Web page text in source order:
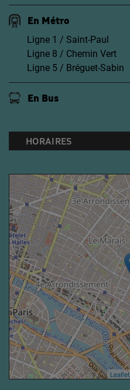
En Métro
Ligne 1 / Saint-Paul
Ligne 8 / Chemin Vert
Ligne 5 / Bréguet-Sabin
En Bus
HORAIRES
Leaflet